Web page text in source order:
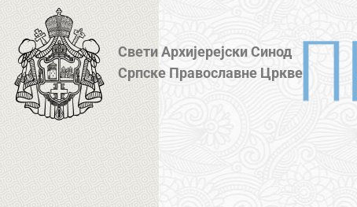
Свети Архијерејски Синод
Српске Православне Цркве